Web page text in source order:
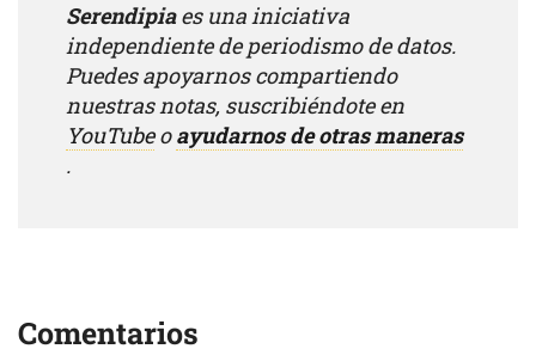
Serendipiaes una iniciativa
independiente de periodismo de datos.
Puedes apoyarnos compartiendo
nuestras notas, suscribiéndote en
YouTubeoayudarnos de otras maneras
.
Comentarios